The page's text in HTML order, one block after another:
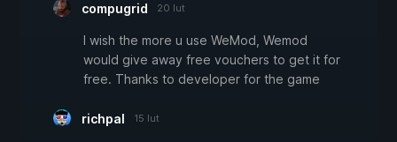
compugrid 20 lut
I wish the more u use WeMod, Wemod
would give away free vouchers to get it for
free. Thanks to developer for the game
richpal 15 lut